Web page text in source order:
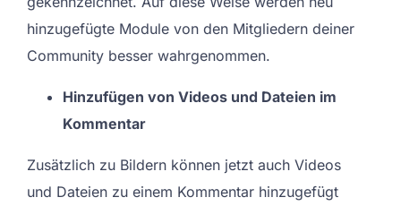
hinzugefügte Module von den Mitgliedern deiner
Community besser wahrgenommen.
Hinzufügen von Videos und Dateien im
Kommentar
Zusätzlich zu Bildern können jetzt auch Videos
und Dateien zu einem Kommentar hinzugefügt